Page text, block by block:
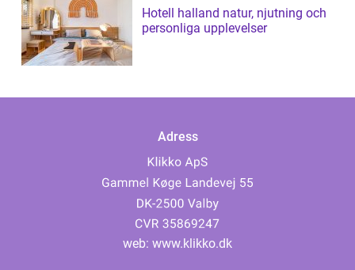
Hotell halland natur, njutning och
personliga upplevelser
Adress
web: www.klikko.dk